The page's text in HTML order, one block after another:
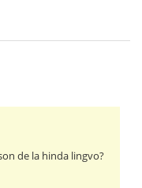
de la hinda lingvo?